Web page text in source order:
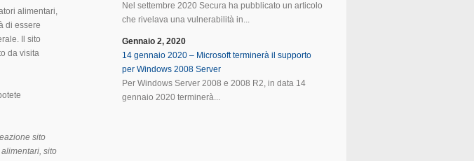
alimentari,
di essere
Il sito
da visita
sito
sito
Nel settembre 2020 Secura ha pubblicato un articolo
che rivelava una vulnerabilità in...
Gennaio 2, 2020
14 gennaio 2020 – Microsoft terminerà il supporto
per Windows 2008 Server
Per Windows Server 2008 e 2008 R2, in data 14
gennaio 2020 terminerà...